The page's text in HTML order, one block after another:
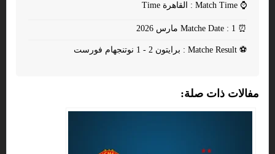
⌚
⏰
⚽
مفالات ذات صلة: